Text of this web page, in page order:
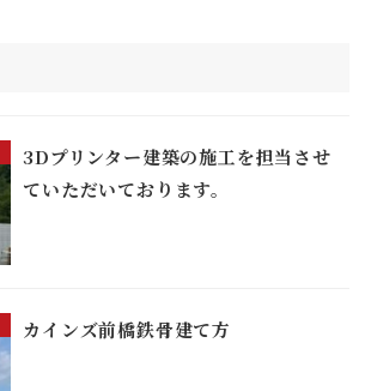
3Dプリンター建築の施工を担当させ
ていただいております。
カインズ前橋鉄骨建て方